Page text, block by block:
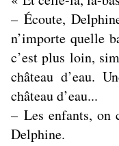
– Écoute,
n’importe quelle
c’est plus loin,
château d’eau.
château d’eau...
– Les enfants, on
Delphine.